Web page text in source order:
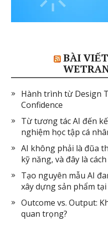
BÀI
Hành trình từ Design
Confidence
Từ tương tác AI đến
nghiệm học tập cá
AI không phải là đũa
kỹ năng, và đây là
Tạo nguyên mẫu AI
xây dựng sản phẩm
Outcome vs. Output:
quan trọng?